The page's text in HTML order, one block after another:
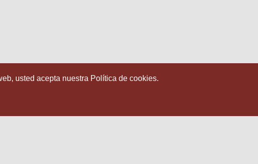
usted acepta nuestra Política de cookies.